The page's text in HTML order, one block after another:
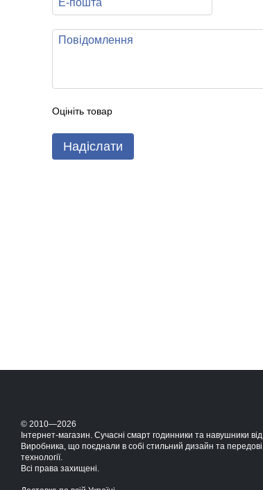
Оцініть товар
Надіслати
© 2010—2026
Інтернет-магазин. Сучасні смарт годинники та навушники від
Виробника, що поєднали в собі стильний дизайн та передові
технології.
Всі права захищені.